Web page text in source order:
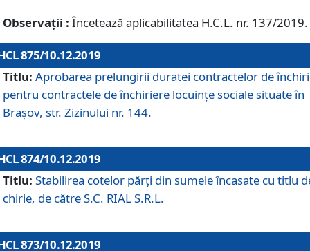
Observații : Încetează aplicabilitatea H.C.L. nr. 137/2019.
875/10.12.2019
Titlu: Aprobarea prelungirii duratei contractelor de
pentru contractele de închiriere locuinţe sociale situate în
Braşov, str. Zizinului nr. 144.
874/10.12.2019
Titlu: Stabilirea cotelor părți din sumele încasate cu titlu
chirie, de către S.C. RIAL S.R.L.
873/10.12.2019